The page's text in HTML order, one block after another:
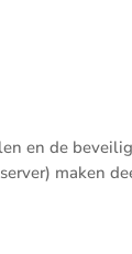
en de
maken